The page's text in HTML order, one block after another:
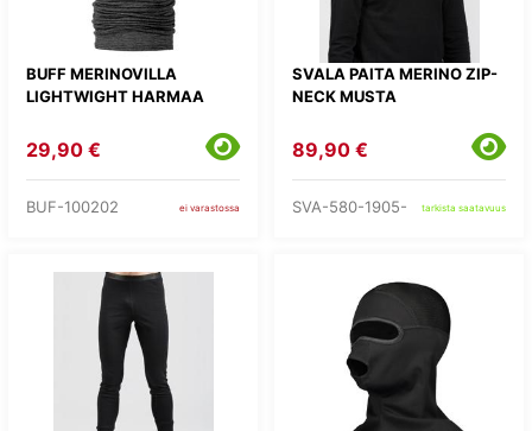
BUFF MERINOVILLA
LIGHTWIGHT HARMAA
29,90 €
BUF-100202 ei varastossa
SVALA PAITA MERINO ZIP-
NECK MUSTA
89,90 €
SVA-580-1905- tarkista saatavuus